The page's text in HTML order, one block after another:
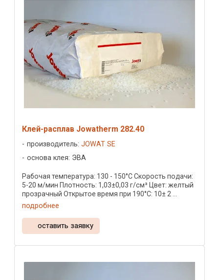
Клей-расплав Jowatherm 282.40
производитель: JOWAT SE
основа клея: ЭВА
Рабочая температура: 130 - 150°C Скорость подачи:
5-20 м/мин Плотность: 1,03±0,03 г/см³ Цвет: желтый
прозрачный Открытое время при 190°C: 10± 2 ...
подробнее
оставить заявку